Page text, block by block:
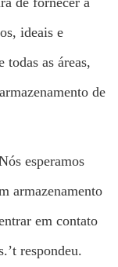
ideais e
todas as áreas,
de
esperamos
armazenamento
em contato
respondeu.